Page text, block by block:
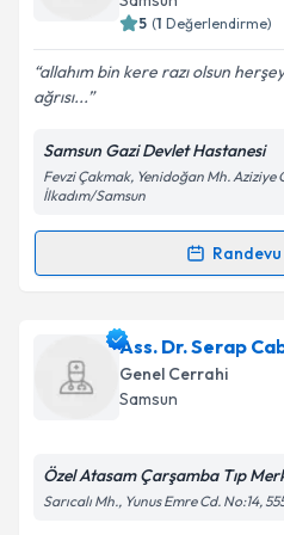
Kişisel verilerimin
Metni'ni okudum ve
kapsamda işlenmesini
Takvim
5 (1 Değerlendirme)
allahım bin kere razı olsun
ağrısı...
Samsun Gazi Devlet Hastanesi
Fevzi Çakmak, Yenidoğan Mh. Aziziye
İlkadım/Samsun
Randevu Takvimi
Uzm. Dr. Ali Kemal
talebi oluşturun. Size bu
için bir takvim
Ass. Dr. Serap
Genel Cerrahi
Samsun
Özel Atasam Çarşamba Tıp
Sarıcalı Mh., Yunus Emre Cd. No:14,